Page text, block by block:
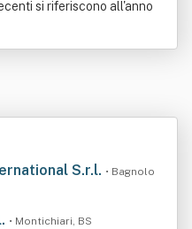
si riferiscono all'anno
S.r.l. • Bagnolo
• Montichiari, BS